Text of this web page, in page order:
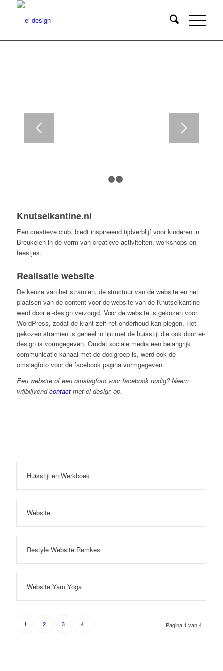
Knutselkantine.nl
Een creatieve club, biedt inspirerend tijdverblijf voor kinderen in
Breukelen in de vorm van creatieve activiteiten, workshops en
feestjes.
Realisatie website
De keuze van het stramien, de structuur van de website en het
plaatsen van de content voor de website van de Knutselkantine
werd door ei-design verzorgd. Voor de website is gekozen voor
WordPress, zodat de klant zelf het onderhoud kan plegen. Het
gekozen stramien is geheel in lijn met de huisstijl die ook door ei-
design is vormgegeven. Omdat sociale media een belangrijk
communicatie kanaal met de doelgroep is, werd ook de
omslagfoto voor de facebook pagina vormgegeven.
Een website of een omslagfoto voor facebook nodig? Neem
vrijblijvendcontactmet ei-design op.
Huisstijl en Werkboek
Website
Restyle Website Remkes
Website Yam Yoga
Pagina 1 van 4
1 2 3 4